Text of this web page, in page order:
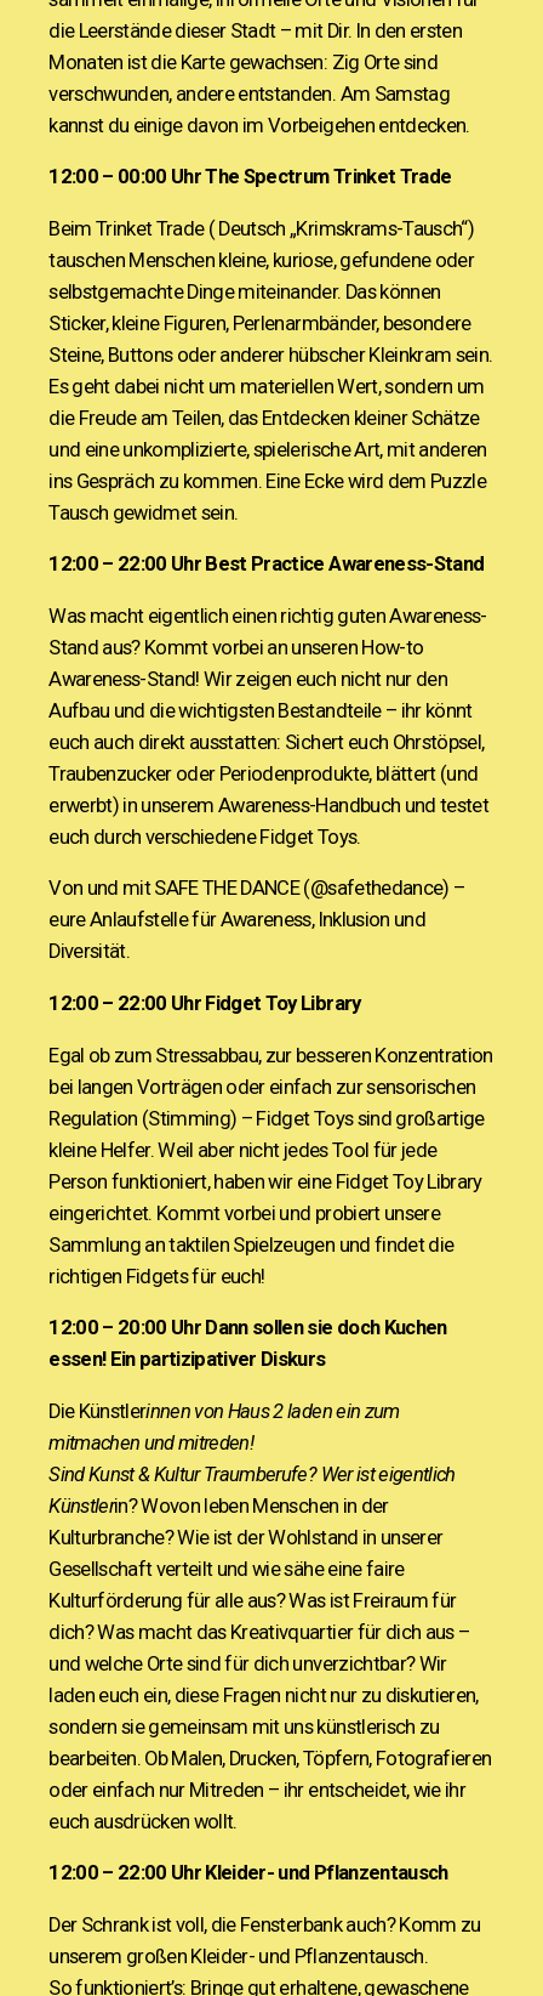
die Leerstände dieser Stadt – mit Dir. In den ersten
Monaten ist die Karte gewachsen: Zig Orte sind
verschwunden, andere entstanden. Am Samstag
kannst du einige davon im Vorbeigehen entdecken.
12:00 – 00:00 UhrThe Spectrum Trinket Trade
Beim Trinket Trade ( Deutsch „Krimskrams-Tausch“)
tauschen Menschen kleine, kuriose, gefundene oder
selbstgemachte Dinge miteinander. Das können
Sticker, kleine Figuren, Perlenarmbänder, besondere
Steine, Buttons oder anderer hübscher Kleinkram sein.
Es geht dabei nicht um materiellen Wert, sondern um
die Freude am Teilen, das Entdecken kleiner Schätze
und eine unkomplizierte, spielerische Art, mit anderen
ins Gespräch zu kommen. Eine Ecke wird dem Puzzle
Tausch gewidmet sein.
12:00 – 22:00 Uhr Best Practice Awareness-Stand
Was macht eigentlich einen richtig guten Awareness-
Stand aus? Kommt vorbei an unseren How-to
Awareness-Stand! Wir zeigen euch nicht nur den
Aufbau und die wichtigsten Bestandteile – ihr könnt
euch auch direkt ausstatten: Sichert euch Ohrstöpsel,
Traubenzucker oder Periodenprodukte, blättert (und
erwerbt) in unserem Awareness-Handbuch und testet
euch durch verschiedene Fidget Toys.
Von und mitSAFE THE DANCE(@safethedance) –
eure Anlaufstelle für Awareness, Inklusion und
Diversität.
12:00 – 22:00 Uhr Fidget Toy Library
Egal ob zum Stressabbau, zur besseren Konzentration
bei langen Vorträgen oder einfach zur sensorischen
Regulation (Stimming) – Fidget Toys sind großartige
kleine Helfer. Weil aber nicht jedes Tool für jede
Person funktioniert, haben wir eine Fidget Toy Library
eingerichtet. Kommt vorbei und probiert unsere
Sammlung an taktilen Spielzeugen und findet die
richtigen Fidgets für euch!
12:00 – 20:00 Uhr Dann sollen sie doch Kuchen
essen! Ein partizipativer Diskurs
Die Künstlerinnen von Haus 2 laden ein zum
mitmachen und mitreden!
Sind Kunst & Kultur Traumberufe? Wer ist eigentlich
Künstlerin? Wovon leben Menschen in der
Kulturbranche? Wie ist der Wohlstand in unserer
Gesellschaft verteilt und wie sähe eine faire
Kulturförderung für alle aus? Was ist Freiraum für
dich? Was macht das Kreativquartier für dich aus –
und welche Orte sind für dich unverzichtbar? Wir
laden euch ein, diese Fragen nicht nur zu diskutieren,
sondern sie gemeinsam mit uns künstlerisch zu
bearbeiten. Ob Malen, Drucken, Töpfern, Fotografieren
oder einfach nur Mitreden – ihr entscheidet, wie ihr
euch ausdrücken wollt.
12:00 – 22:00 Uhr Kleider- und Pflanzentausch
Der Schrank ist voll, die Fensterbank auch? Komm zu
unserem großen Kleider- und Pflanzentausch.
So funktioniert’s: Bringe gut erhaltene, gewaschene